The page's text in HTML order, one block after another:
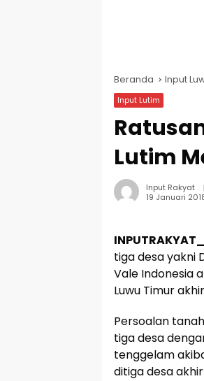
Beranda Input
Input Lutim
Lutim
Input Rakyat
19 Januari
tiga desa yakni
Vale Indonesia
Luwu Timur
Persoalan
tiga desa
tenggelam
ditiga desa